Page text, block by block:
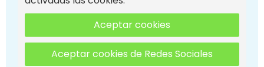
Aceptar cookies
Aceptar cookies de Redes Sociales